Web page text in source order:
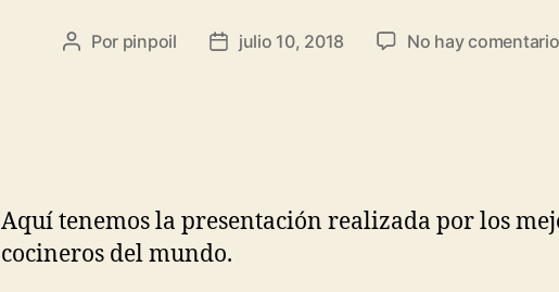
Por pinpoil julio 10, 2018 No hay
Aquí tenemos la presentación realizada por los
cocineros del mundo.